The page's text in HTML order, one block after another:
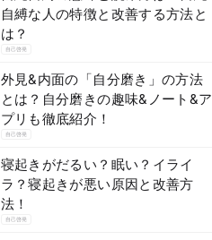
自縛な人の特徴と改善する方法と
は？
自己啓発
外見&内面の「自分磨き」の方法
とは？自分磨きの趣味&ノート&ア
プリも徹底紹介！
自己啓発
寝起きがだるい？眠い？イライ
ラ？寝起きが悪い原因と改善方
法！
自己啓発